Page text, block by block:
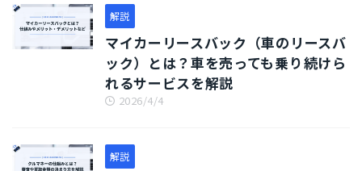
解説
マイカーリースバック（車のリースバ
ック）とは？車を売っても乗り続けら
れるサービスを解説
2026/4/4
解説